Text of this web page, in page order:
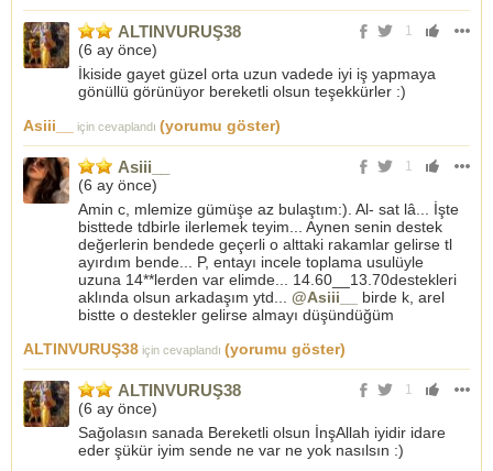
1
ALTINVURUŞ38
(6 ay önce)
İkiside gayet güzel orta uzun vadede iyi iş yapmaya
gönüllü görünüyor bereketli olsun teşekkürler :)
Asiii__
için cevaplandı (yorumu göster)
1
Asiii__
(6 ay önce)
Amin c, mlemize gümüşe az bulaştım:). Al- sat lâ... İşte
bisttede tdbirle ilerlemek teyim... Aynen senin destek
değerlerin bendede geçerli o alttaki rakamlar gelirse tl
ayırdım bende... P, entayı incele toplama usulüyle
uzuna 14**lerden var elimde... 14.60__13.70destekleri
aklında olsun arkadaşım ytd... @Asiii__
birde k, arel
bistte o destekler gelirse almayı düşündüğüm
ALTINVURUŞ38 için cevaplandı (yorumu göster)
1
ALTINVURUŞ38
(6 ay önce)
Sağolasın sanada Bereketli olsun İnşAllah iyidir idare
eder şükür iyim sende ne var ne yok nasılsın :)